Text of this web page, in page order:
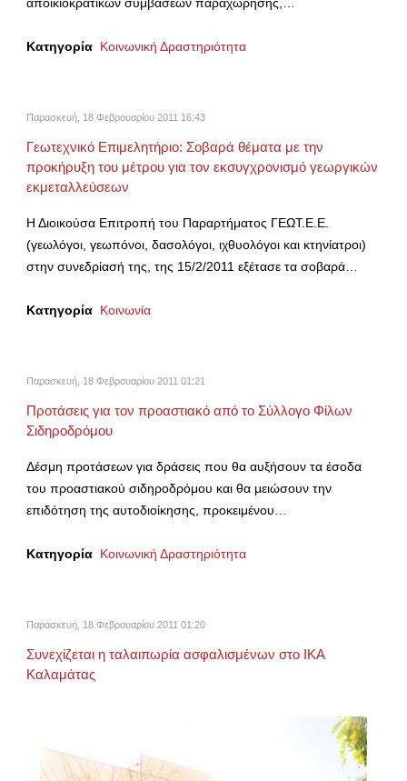
Κατηγορία Κοινωνική Δραστηριότητα
Παρασκευή, 18 Φεβρουαρίου 2011 16:43
Γεωτεχνικό Επιμελητήριο: Σοβαρά θέματα με την
προκήρυξη του μέτρου για τον εκσυγχρονισμό γεωργικών
εκμεταλλεύσεων
Η Διοικούσα Επιτροπή του Παραρτήματος ΓΕΩΤ.Ε.Ε.
(γεωλόγοι, γεωπόνοι, δασολόγοι, ιχθυολόγοι και κτηνίατροι)
στην συνεδρίασή της, της 15/2/2011 εξέτασε τα σοβαρά…
Κατηγορία Κοινωνία
Παρασκευή, 18 Φεβρουαρίου 2011 01:21
Προτάσεις για τον προαστιακό από το Σύλλογο Φίλων
Σιδηροδρόμου
Δέσμη προτάσεων για δράσεις που θα αυξήσουν τα έσοδα
του προαστιακού σιδηροδρόμου και θα μειώσουν την
επιδότηση της αυτοδιοίκησης, προκειμένου…
Κατηγορία Κοινωνική Δραστηριότητα
Παρασκευή, 18 Φεβρουαρίου 2011 01:20
Συνεχίζεται η ταλαιπωρία ασφαλισμένων στο ΙΚΑ
Καλαμάτας